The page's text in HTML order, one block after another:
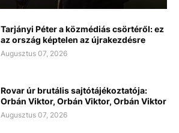
Tarjányi Péter a közmédiás csörtéről: ez
az ország képtelen az újrakezdésre
Augusztus 07, 2026
Rovar úr brutális sajtótájékoztatója:
Orbán Viktor, Orbán Viktor, Orbán Viktor
Augusztus 07, 2026